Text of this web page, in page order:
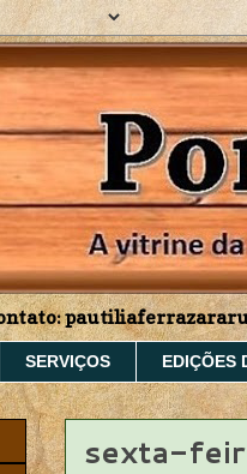
SERVIÇOS EDIÇÕES
sexta-